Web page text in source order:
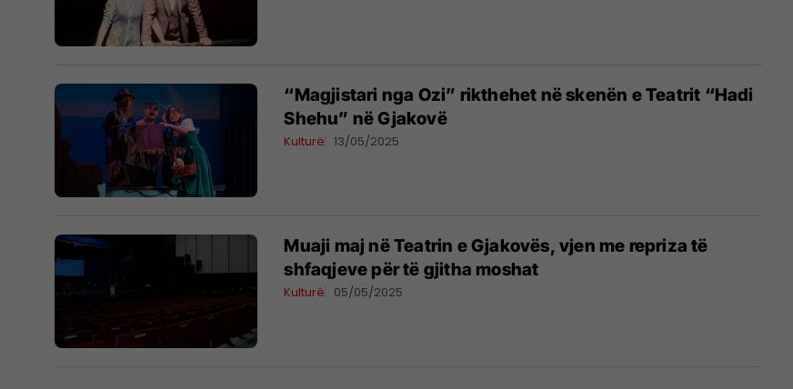
“Magjistari nga Ozi” rikthehet në skenën e Teatrit “Hadi
Shehu” në Gjakovë
Kulturë 13/05/2025
Muaji maj në Teatrin e Gjakovës, vjen me repriza të
shfaqjeve për të gjitha moshat
Kulturë 05/05/2025